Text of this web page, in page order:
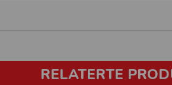
RELATERTE